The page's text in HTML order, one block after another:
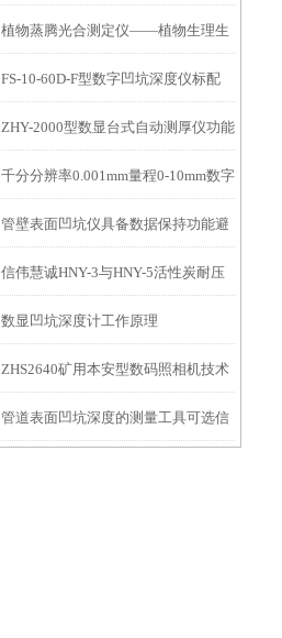
便携式检测工具
植物蒸腾光合测定仪——植物生理生
态的实时监测设备
FS-10-60D-F型数字凹坑深度仪标配
IP54级表头分辨率0.01mm量程
10mm！
ZHY-2000型数显台式自动测厚仪功能
特点
千分分辨率0.001mm量程0-10mm数字
埋头度仪技术参数！
管壁表面凹坑仪具备数据保持功能避
免测试过程中测针移动导致数据变动
信伟慧诚HNY-3与HNY-5活性炭耐压
强度测定仪技术参数！
数显凹坑深度计工作原理
ZHS2640矿用本安型数码照相机技术
参数！
管道表面凹坑深度的测量工具可选信